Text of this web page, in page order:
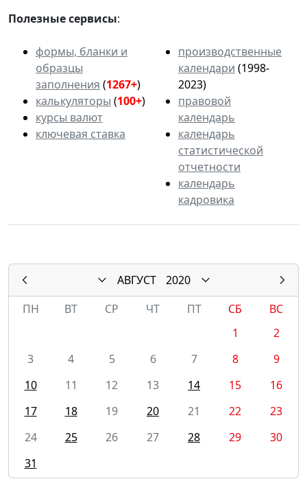
Полезные сервисы:
формы, бланки и
образцы
заполнения (1267+)
калькуляторы (100+)
курсы валют
ключевая ставка
производственные
календари (1998-
2023)
правовой
календарь
календарь
статистической
отчетности
календарь
кадровика
АВГУСТ
2020
ПН
ВТ СР ЧТ ПТ СБ
ВС
1
2
3
4 5 6 7 8
9
10
11 12 13 14 15
16
17
18 19 20 21 22
23
24
25 26 27 28 29
30
31